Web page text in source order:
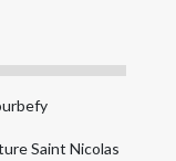
Saint Nicolas